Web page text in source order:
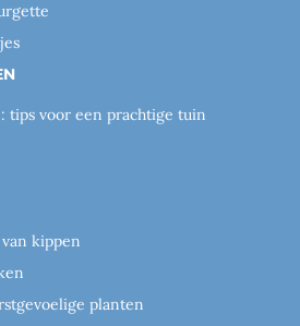
tips voor een prachtige tuin
kippen
planten